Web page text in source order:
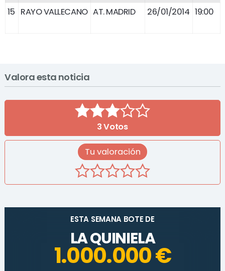
15 RAYO VALLECANO AT. MADRID 26/01/2014 19:00
Valora esta noticia
3Votos
Tu valoración
ESTA SEMANA BOTE DE
LA QUINIELA
1.000.000 €